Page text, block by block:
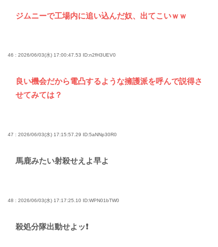
ジムニーで工場内に追い込んだ奴、出てこいｗｗ
46 : 2026/06/03(水) 17:00:47.53 ID:n2fH3UEV0
良い機会だから電凸するような擁護派を呼んで説得さ
せてみては？
47 : 2026/06/03(水) 17:15:57.29 ID:5aNNp30R0
馬鹿みたい射殺せえよ早よ
48 : 2026/06/03(水) 17:17:25.10 ID:WPN01bTW0
殺処分隊出動せよッ❗